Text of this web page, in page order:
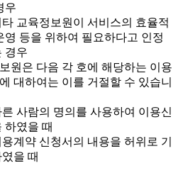
우
타 교육정보원이 서비스의 효율적
영 등을 위하여 필요하다고 인정
경우
원은 다음 각 호에 해당하는 이용
대하여는 이를 거절할 수 있습니
른 사람의 명의를 사용하여 이용신
하였을 때
용계약 신청서의 내용을 허위로 기
을 때